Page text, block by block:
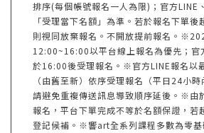
排序(每個帳號報名一人為限)；官方LINE
「受理當下名額」為準。若於報名下單後
則視同放棄報名。不開放提前報名。
12:00~16:00以平台線上報名為優先；官
於16:00後受理報名。※官方LINE報名以
（由舊至新）依序受理報名（平日24小時
請避免重複傳送訊息導致順序延後。※由
報名，平台下單完成不等於名額保證，若
登記候補。※響art全系列課程多數為零